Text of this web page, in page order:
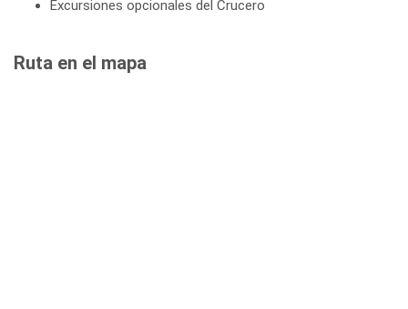
Excursiones opcionales del Crucero
Ruta en el mapa